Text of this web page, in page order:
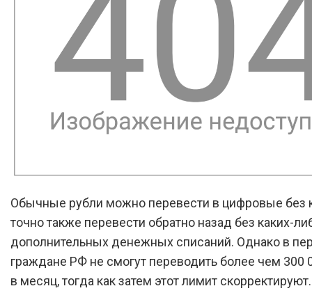
Обычные рубли можно перевести в цифровые без
точно также перевести обратно назад без каких-
дополнительных денежных списаний. Однако в
граждане РФ не смогут переводить более чем 300
в месяц, тогда как затем этот лимит